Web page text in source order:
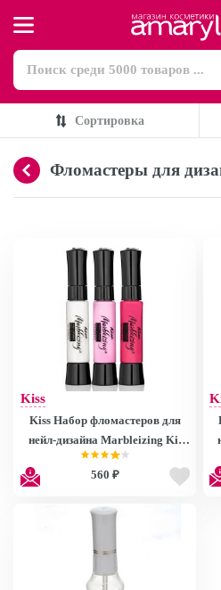
Сортировка
Фломастеры для
Kiss
Kiss Набор фломастеров для
нейл-дизайна Marbleizing Kit
MBL01
560 ₽